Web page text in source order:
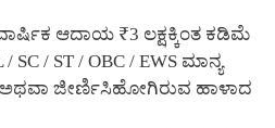
ಆದಾಯ ₹3 ಲಕ್ಷಕ್ಕಿಂತ ಕಡಿಮೆ
/ SC / ST / OBC / EWS ಮಾನ್ಯ
ಜೀರ್ಣಿಸಿಹೋಗಿರುವ ಹಾಳಾದ